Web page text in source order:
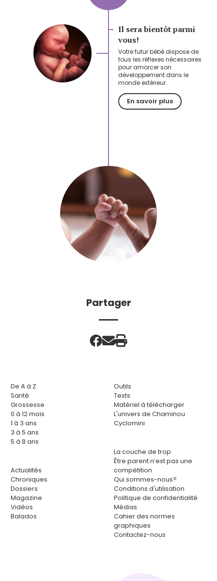
Il sera bientôt parmi
vous!
Votre futur bébé dispose de
tous les réflexes nécessaires
pour amorcer son
développement dans le
monde extérieur.
En savoir plus
Partager
De A à Z
Santé
Grossesse
0 à 12 mois
1 à 3 ans
3 à 5 ans
5 à 8 ans
Actualités
Chroniques
Dossiers
Magazine
Vidéos
Balados
Outils
Tests
Matériel à télécharger
L'univers de Chaminou
Cyclomini
La couche de trop
Être parent n’est pas une
compétition
Qui sommes-nous?
Conditions d'utilisation
Politique de confidentialité
Médias
Cahier des normes
graphiques
Contactez-nous